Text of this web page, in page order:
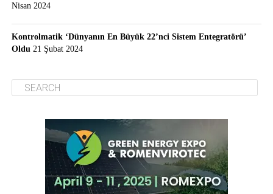
Nisan 2024
Kontrolmatik ‘Dünyanın En Büyük 22’nci Sistem Entegratörü’
Oldu 21 Şubat 2024